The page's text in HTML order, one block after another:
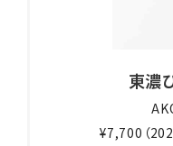
東濃
¥7,700（